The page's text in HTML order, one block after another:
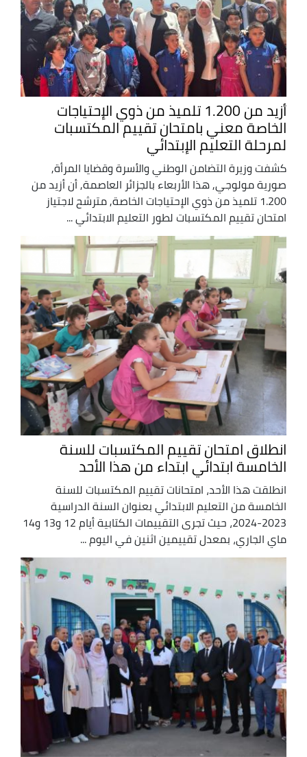
أزيد من 1.200 تلميذ من ذوي الإحتياجات
الخاصة معني بامتحان تقييم المكتسبات
لمرحلة التعليم الإبتدائي
كشفت وزيرة التضامن الوطني والأسرة وقضايا المرأة,
صورية مولوجي, هذا الأربعاء بالجزائر العاصمة, أن أزيد من
1.200 تلميذ من ذوي الإحتياجات الخاصة, مترشح لاجتياز
امتحان تقييم المكتسبات لطور التعليم الابتدائي ...
انطلاق امتحان تقييم المكتسبات للسنة
الخامسة ابتدائي ابتداء من هذا الأحد
انطلقت هذا الأحد، امتحانات تقييم المكتسبات للسنة
الخامسة من التعليم الابتدائي بعنوان السنة الدراسية
2023-2024، حيث تجرى التقييمات الكتابية أيام 12 و13 و14
ماي الجاري، بمعدل تقييمين اثنين في اليوم ...